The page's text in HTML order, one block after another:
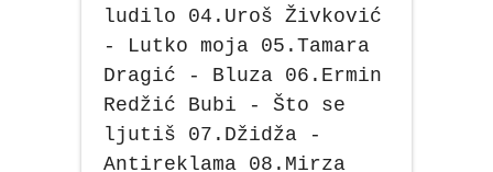
ludilo 04.Uroš Živković
- Lutko moja 05.Tamara
Dragić - Bluza 06.Ermin
Redžić Bubi - Što se
ljutiš 07.Džidža -
Antireklama 08.Mirza